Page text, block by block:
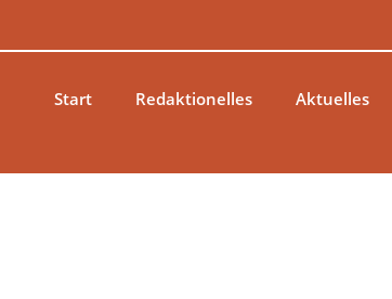
Start
Redaktionelles Aktuelles